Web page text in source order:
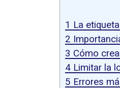
1 La
2
3 Cómo
4 Limitar la
5 Errores